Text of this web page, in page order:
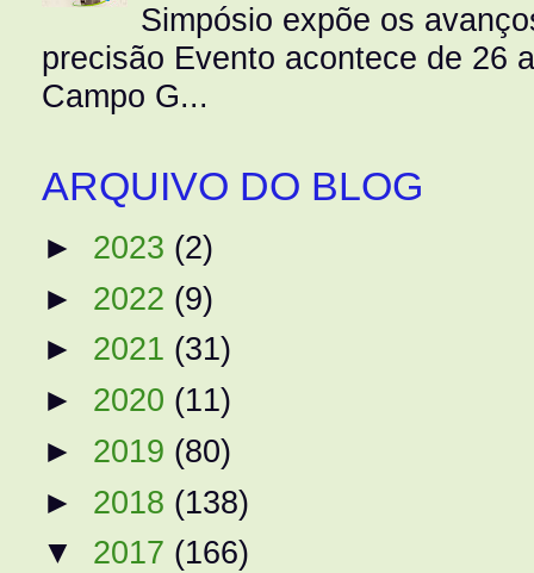
Simpósio expõe os
precisão Evento acontece de 26
Campo G...
ARQUIVO DO BLOG
► 2023 (2)
► 2022 (9)
► 2021 (31)
► 2020 (11)
► 2019 (80)
► 2018 (138)
▼ 2017 (166)